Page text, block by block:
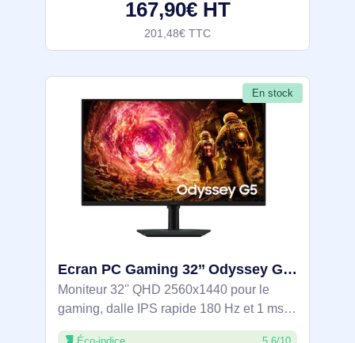
167,90€ HT
201,48€ TTC
En stock
Ecran PC Gaming 32’’ Odyssey G5 G50F QHD 180Hz - LS32FG506EUXEN
Moniteur 32'' QHD 2560x1440 pour le
gaming, dalle IPS rapide 180 Hz et 1 ms
(GtG) pour des mouvements fluides.